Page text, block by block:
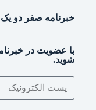
خبرنامه صفر دو یک
با عضویت در
شوید.